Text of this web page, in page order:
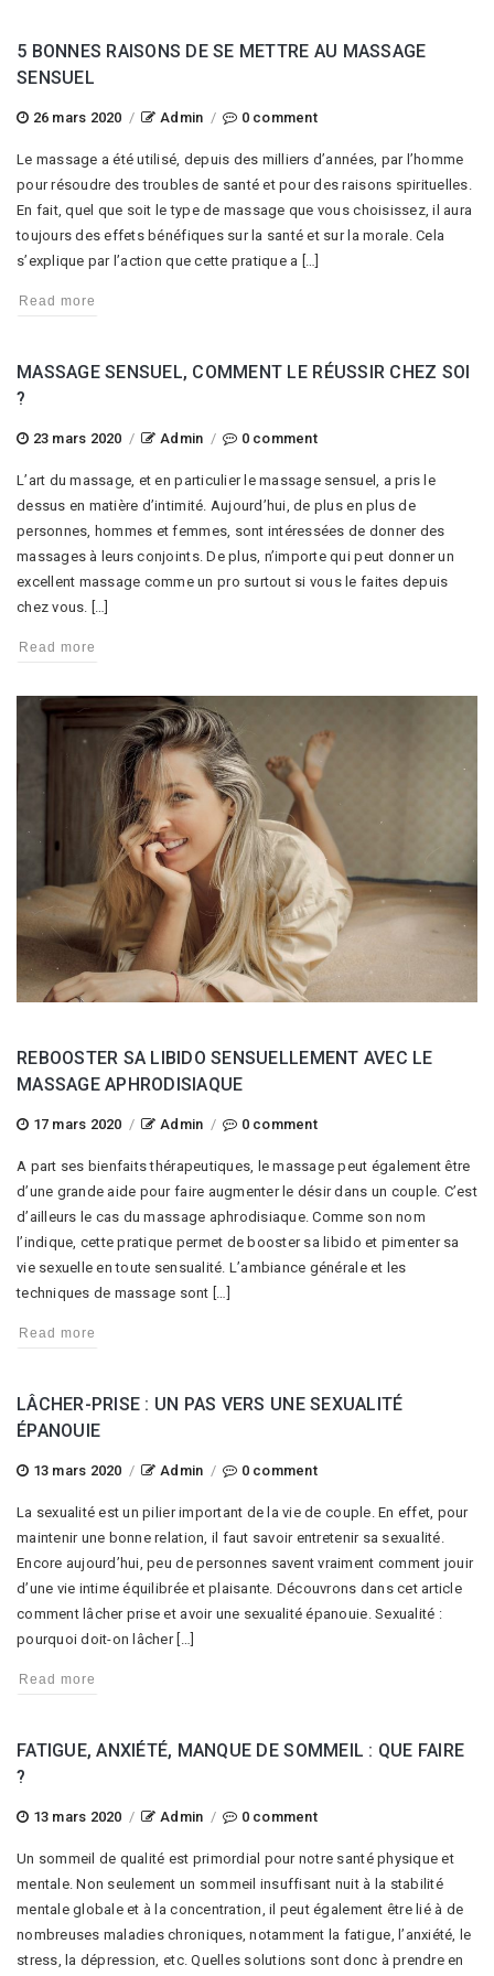
5 BONNES RAISONS DE SE METTRE AU MASSAGE
SENSUEL
26 mars 2020 / Admin / 0 comment
Le massage a été utilisé, depuis des milliers d’années, par l’homme
pour résoudre des troubles de santé et pour des raisons spirituelles.
En fait, quel que soit le type de massage que vous choisissez, il aura
toujours des effets bénéfiques sur la santé et sur la morale. Cela
s’explique par l’action que cette pratique a […]
Read more
MASSAGE SENSUEL, COMMENT LE RÉUSSIR CHEZ SOI
?
23 mars 2020 / Admin / 0 comment
L’art du massage, et en particulier le massage sensuel, a pris le
dessus en matière d’intimité. Aujourd’hui, de plus en plus de
personnes, hommes et femmes, sont intéressées de donner des
massages à leurs conjoints. De plus, n’importe qui peut donner un
excellent massage comme un pro surtout si vous le faites depuis
chez vous. […]
Read more
REBOOSTER SA LIBIDO SENSUELLEMENT AVEC LE
MASSAGE APHRODISIAQUE
17 mars 2020 / Admin / 0 comment
A part ses bienfaits thérapeutiques, le massage peut également être
d’une grande aide pour faire augmenter le désir dans un couple. C’est
d’ailleurs le cas du massage aphrodisiaque. Comme son nom
l’indique, cette pratique permet de booster sa libido et pimenter sa
vie sexuelle en toute sensualité. L’ambiance générale et les
techniques de massage sont […]
Read more
LÂCHER-PRISE : UN PAS VERS UNE SEXUALITÉ
ÉPANOUIE
13 mars 2020 / Admin / 0 comment
La sexualité est un pilier important de la vie de couple. En effet, pour
maintenir une bonne relation, il faut savoir entretenir sa sexualité.
Encore aujourd’hui, peu de personnes savent vraiment comment jouir
d’une vie intime équilibrée et plaisante. Découvrons dans cet article
comment lâcher prise et avoir une sexualité épanouie. Sexualité :
pourquoi doit-on lâcher […]
Read more
FATIGUE, ANXIÉTÉ, MANQUE DE SOMMEIL : QUE FAIRE
?
13 mars 2020 / Admin / 0 comment
Un sommeil de qualité est primordial pour notre santé physique et
mentale. Non seulement un sommeil insuffisant nuit à la stabilité
mentale globale et à la concentration, il peut également être lié à de
nombreuses maladies chroniques, notamment la fatigue, l’anxiété, le
stress, la dépression, etc. Quelles solutions sont donc à prendre en